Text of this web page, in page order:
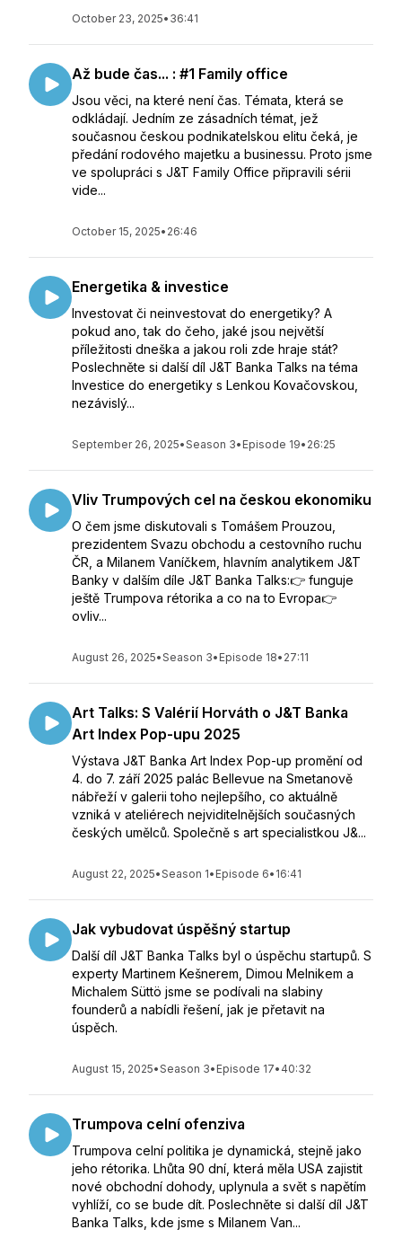
October 23, 2025• 36:41
Až bude čas... : #1 Family office
Jsou věci, na které není čas. Témata, která se
odkládají. Jedním ze zásadních témat, jež
současnou českou podnikatelskou elitu čeká, je
předání rodového majetku a businessu. Proto jsme
ve spolupráci s J&T Family Office připravili sérii
vide...
October 15, 2025• 26:46
Energetika & investice
Investovat či neinvestovat do energetiky? A
pokud ano, tak do čeho, jaké jsou největší
příležitosti dneška a jakou roli zde hraje stát?
Poslechněte si další díl J&T Banka Talks na téma
Investice do energetiky s Lenkou Kovačovskou,
nezávislý...
September 26, 2025•Season 3• Episode 19• 26:25
Vliv Trumpových cel na českou ekonomiku
O čem jsme diskutovali s Tomášem Prouzou,
prezidentem Svazu obchodu a cestovního ruchu
ČR, a Milanem Vaníčkem, hlavním analytikem J&T
Banky v dalším díle J&T Banka Talks:👉 funguje
ještě Trumpova rétorika a co na to Evropa👉
ovliv...
August 26, 2025•Season 3• Episode 18• 27:11
Art Talks: S Valérií Horváth o J&T Banka
Art Index Pop-upu 2025
Výstava J&T Banka Art Index Pop-up promění od
4. do 7. září 2025 palác Bellevue na Smetanově
nábřeží v galerii toho nejlepšího, co aktuálně
vzniká v ateliérech nejviditelnějších současných
českých umělců. Společně s art specialistkou J&...
August 22, 2025•Season 1• Episode 6• 16:41
Jak vybudovat úspěšný startup
Další díl J&T Banka Talks byl o úspěchu startupů. S
experty Martinem Kešnerem, Dimou Melnikem a
Michalem Süttö jsme se podívali na slabiny
founderů a nabídli řešení, jak je přetavit na
úspěch.
August 15, 2025•Season 3• Episode 17• 40:32
Trumpova celní ofenziva
Trumpova celní politika je dynamická, stejně jako
jeho rétorika. Lhůta 90 dní, která měla USA zajistit
nové obchodní dohody, uplynula a svět s napětím
vyhlíží, co se bude dít. Poslechněte si další díl J&T
Banka Talks, kde jsme s Milanem Van...